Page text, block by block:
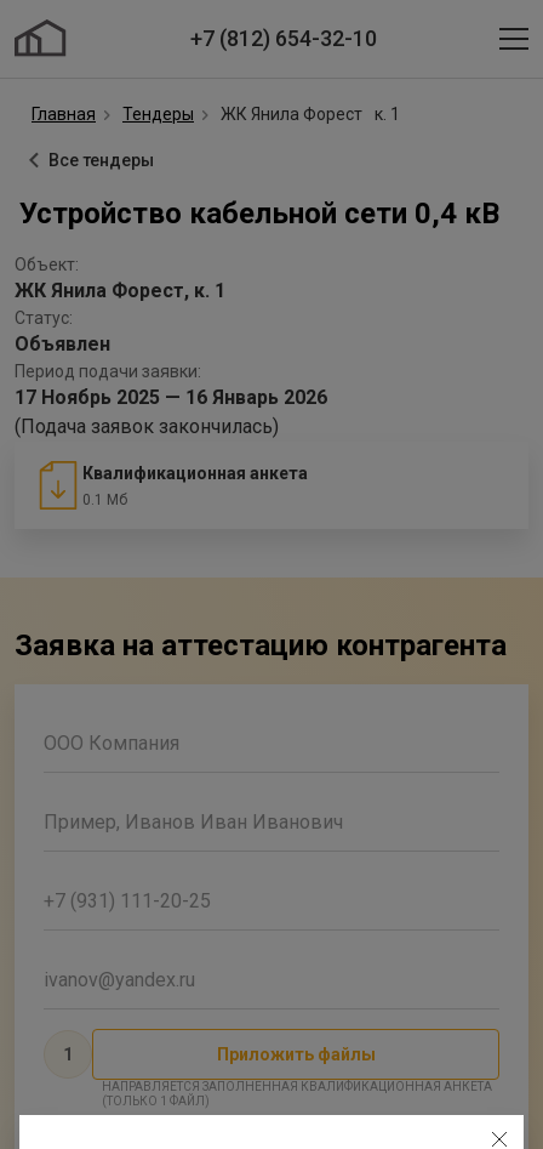
+7 (812) 654-32-10
Главная Тендеры ЖК Янила Форест к. 1
Все тендеры
Устройство кабельной сети 0,4 кВ
Объект:
ЖК Янила Форест, к. 1
Статус:
Объявлен
Период подачи заявки:
17 Ноябрь 2025 — 16 Январь 2026
(Подача заявок закончилась)
Квалификационная анкета
0.1 Мб
Заявка на аттестацию контрагента
ООО Компания
Пример, Иванов Иван Иванович
+7 (931) 111-20-25
ivanov@yandex.ru
1 Приложить файлы
НАПРАВЛЯЕТСЯ ЗАПОЛНЕННАЯ КВАЛИФИКАЦИОННАЯ АНКЕТА
(ТОЛЬКО 1 ФАЙЛ)